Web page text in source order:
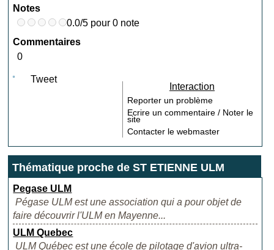
Notes
0.0/5 pour 0 note
Commentaires
0
Tweet
Interaction
Reporter un problème
Ecrire un commentaire / Noter le
site
Contacter le webmaster
Thématique proche de ST ETIENNE ULM
Pegase ULM
Pégase ULM est une association qui a pour objet de
faire découvrir l'ULM en Mayenne...
ULM Quebec
ULM Québec est une école de pilotage d'avion ultra-